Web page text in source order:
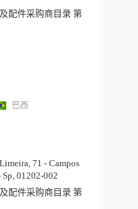
配件采购商目录 第
巴西
71 - Campos
Sp, 01202-002
配件采购商目录 第